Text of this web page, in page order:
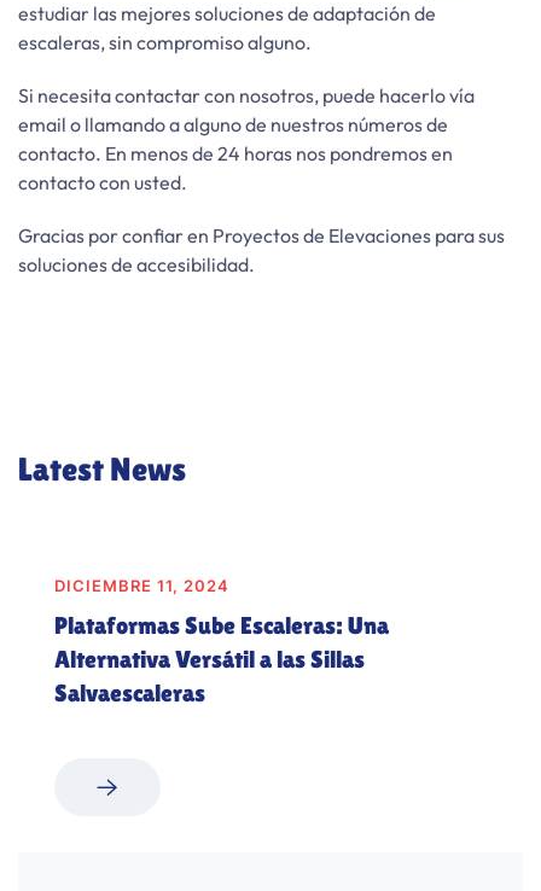
estudiar las mejores soluciones de adaptación de
escaleras, sin compromiso alguno.
Si necesita contactar con nosotros, puede hacerlo vía
email o llamando a alguno de nuestros números de
contacto. En menos de 24 horas nos pondremos en
contacto con usted.
Gracias por confiar en Proyectos de Elevaciones para sus
soluciones de accesibilidad.
Latest News
DICIEMBRE 11, 2024
Plataformas Sube Escaleras: Una
Alternativa Versátil a las Sillas
Salvaescaleras